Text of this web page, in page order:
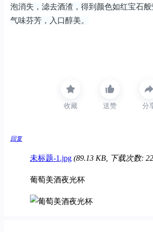
泡消失，滤去酒渣，得到颜色如红宝石般
气味芬芳，入口醇美。
收藏 送赞 分
回复
未标题-1.jpg (89.13 KB, 下载次数:
葡萄美酒夜光杯